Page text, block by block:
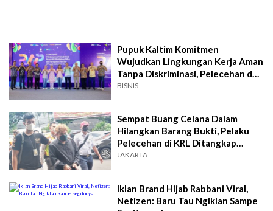
Pupuk Kaltim Komitmen
Wujudkan Lingkungan Kerja Aman
Tanpa Diskriminasi, Pelecehan dan
Kekerasan
BISNIS
Sempat Buang Celana Dalam
Hilangkan Barang Bukti, Pelaku
Pelecehan di KRL Ditangkap
Stasiun Pondok Ranji
JAKARTA
Iklan Brand Hijab Rabbani Viral,
Netizen: Baru Tau Ngiklan Sampe